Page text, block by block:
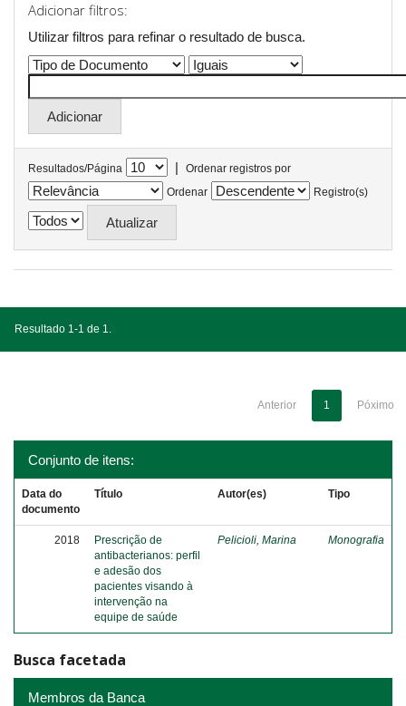
Adicionar filtros:
Utilizar filtros para refinar o resultado de busca.
Resultados/Página |
Ordenar registros por
Ordenar
Registro(s)
Resultado 1-1 de 1.
Anterior 1 Póximo
Conjunto de itens:
Data do
documento
Título Autor(es) Tipo
2018
Prescrição de
antibacterianos: perfil
e adesão dos
pacientes visando à
intervenção na
equipe de saúde
Pelicioli, Marina Monografia
Busca facetada
Membros da Banca